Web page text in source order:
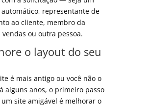
representante de
ao cliente, membro da
ou outra pessoa.
o layout do seu
é mais antigo ou você não o
alguns anos, o primeiro passo
site amigável é melhorar o